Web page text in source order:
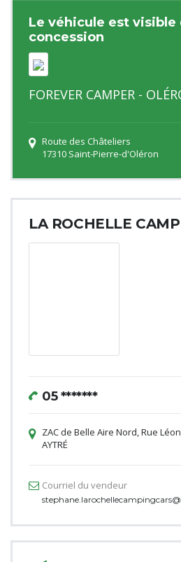
Le véhicule est visible
concession
FOREVER CAMPER -
Route des Châteliers
17310 Saint-Pierre-d'Oléron
LA ROCHELLE
05 *******
ZAC de Belle Aire Nord, Rue
AYTRÉ
Courriel du vendeur